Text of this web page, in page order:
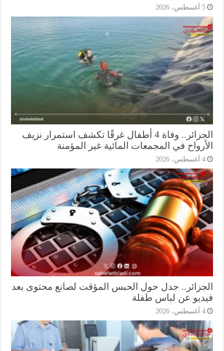
الجزائر.. وفاة 4 أطفال غرقًا تكشف استمرار نزيف
في المجمعات المائية غير المؤمنة
جدل حول الحبس المؤقت لصانع محتوى بعد
عن لباس طفلة